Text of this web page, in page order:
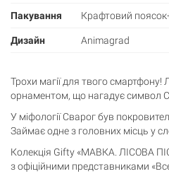
Пакування Крафтовий
Дизайн Animagrad
Трохи магії для твого смартфону!
орнаментом, що нагадує символ
У міфології Сварог був
Займає одне з головних місць у
Колекція Gifty «МАВКА. ЛІСОВА
з офіційними представниками
Кошик0
Кошик